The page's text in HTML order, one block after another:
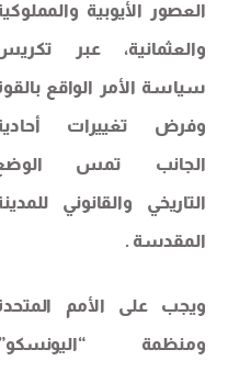
العصور الأيوبية والمملوكية
والعثمانية، عبر تكريس
سياسة الأمر الواقع بالقوة
وفرض تغييرات أحادية
الجانب تمس الوضع
التاريخي والقانوني للمدينة
المقدسة .
ويجب على الأمم المتحدة
ومنظمة “اليونسكو”،